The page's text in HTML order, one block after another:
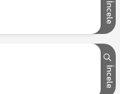
İncele
İncele